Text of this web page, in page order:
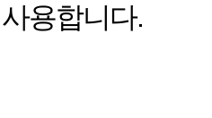
용합니다.